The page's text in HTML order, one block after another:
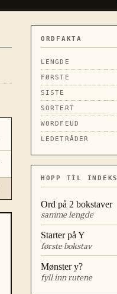
ORDFAKTA
LENGDE
FØRSTE
SISTE
SORTERT
WORDFEUD
LEDETRÅDER
HOPP TIL INDEKS
Ord på 2 bokstaver
samme lengde
Starter påY
første bokstav
Mønstery?
fyll inn rutene